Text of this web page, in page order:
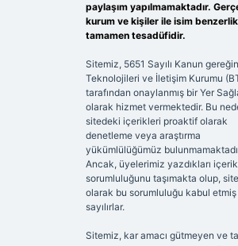
paylaşım yapılmamaktadır.
kurum ve kişiler ile isim
tamamen tesadüfidir.
Sitemiz, 5651 Sayılı Kanun
Teknolojileri ve İletişim Kurumu
tarafından onaylanmış bir Yer
olarak hizmet vermektedir. Bu
sitedeki içerikleri proaktif olarak
denetleme veya araştırma
yükümlülüğümüz
Ancak, üyelerimiz yazdıkları
sorumluluğunu taşımakta olup,
olarak bu sorumluluğu kabul etmiş
sayılırlar.
Sitemiz, kar amacı gütmeyen ve